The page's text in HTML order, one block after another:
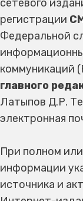
сетевого
регистрации
Федеральной
коммуникаций
главного
Латыпов Д.Р.
электронная
При полном
информации
источника и